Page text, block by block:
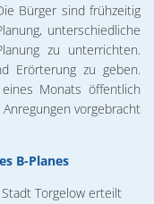
Bürger sind frühzeitig
unterschiedliche
zu unterrichten.
Erörterung zu geben.
Monats öffentlich
vorgebracht
B-Planes
Torgelow erteilt